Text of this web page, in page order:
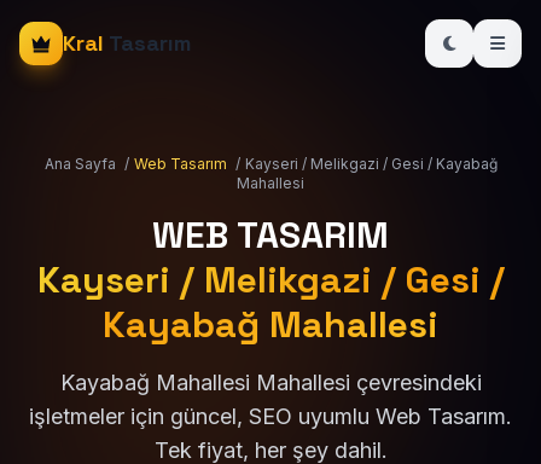
Kral Tasarım
Ana Sayfa / Web Tasarım / Kayseri / Melikgazi / Gesi / Kayabağ
Mahallesi
WEB TASARIM
Kayseri / Melikgazi / Gesi /
Kayabağ Mahallesi
Kayabağ Mahallesi Mahallesi çevresindeki
işletmeler için güncel, SEO uyumlu Web Tasarım.
Tek fiyat, her şey dahil.